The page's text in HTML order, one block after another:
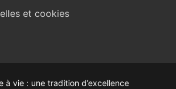
et cookies
à vie : une tradition d’excellence